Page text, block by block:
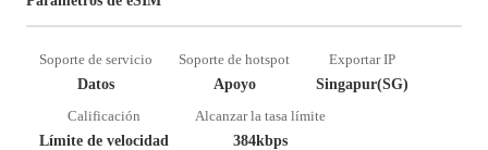
Soporte de servicio
Datos
Soporte de hotspot
Apoyo
Exportar IP
Singapur(SG)
Calificación
Límite de velocidad
Alcanzar la tasa límite
384kbps